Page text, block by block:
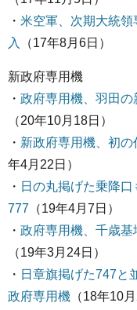
・ 米空軍、次期大統
入
（17年8月6日）
新政府専用機
・ 政府専用機、羽田
（20年10月18日）
・ 新政府専用機、初
年4月22日）
・ 日の丸掲げた乗降
777 （19年4月7日）
・ 政府専用機、千歳
（19年3月24日）
・ 日章旗掲げた747
政府専用機 （18年10